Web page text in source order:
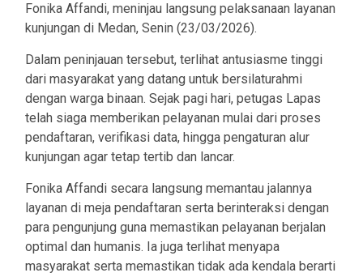
Fonika Affandi, meninjau langsung pelaksanaan layanan
kunjungan di Medan, Senin (23/03/2026).
Dalam peninjauan tersebut, terlihat antusiasme tinggi
dari masyarakat yang datang untuk bersilaturahmi
dengan warga binaan. Sejak pagi hari, petugas Lapas
telah siaga memberikan pelayanan mulai dari proses
pendaftaran, verifikasi data, hingga pengaturan alur
kunjungan agar tetap tertib dan lancar.
Fonika Affandi secara langsung memantau jalannya
layanan di meja pendaftaran serta berinteraksi dengan
para pengunjung guna memastikan pelayanan berjalan
optimal dan humanis. Ia juga terlihat menyapa
masyarakat serta memastikan tidak ada kendala berarti